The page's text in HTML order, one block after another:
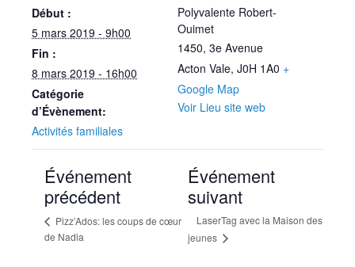
Début :
5 mars 2019 - 9h00
Fin :
8 mars 2019 - 16h00
Catégorie
d’Évènement:
Activités familiales
Polyvalente Robert-
Ouimet
1450, 3e Avenue
Acton Vale, J0H 1A0 +
Google Map
Voir Lieu site web
Événement
précédent
Pizz’Ados: les coups de cœur
de Nadia
Événement
suivant
LaserTag avec la Maison des
jeunes